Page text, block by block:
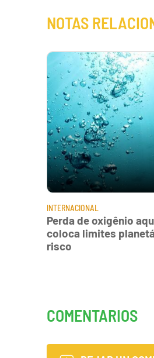
NOTAS
INTERNACIONAL
Perda de oxigênio
coloca limites
risco
COMENTARIOS